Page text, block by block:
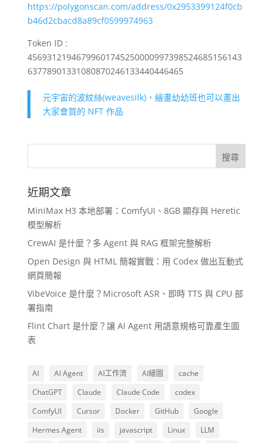
https://polygonscan.com/address/0x2953399124f0cb
b46d2cbacd8a89cf0599974963
Token ID :
45693121946799601745250000997398524685156143
63778901331080870246133440446465
元宇宙的波紋絲(weavesilk)，繪畫幼幼班也可以畫出
大家會買的 NFT 作品
近期文章
MiniMax H3 本地部署：ComfyUI、8GB 顯存與 Heretic
模型解析
CrewAI 是什麼？多 Agent 與 RAG 框架完整解析
Open Design 與 HTML 簡報實戰：用 Codex 做出互動式
網頁簡報
VibeVoice 是什麼？Microsoft ASR、即時 TTS 與 CPU 部
署指南
Flint Chart 是什麼？讓 AI Agent 用語意規格可靠產生圖
表
AI AI Agent AI工作流 AI繪圖
cache
ChatGPT
Claude Claude Code
codex
ComfyUI
Cursor Docker GitHub
Google
Hermes Agent
iis javascript Linux
LLM